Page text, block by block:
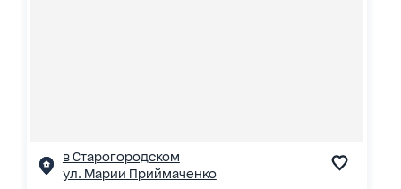
в Старогородском
ул. Марии Приймаченко